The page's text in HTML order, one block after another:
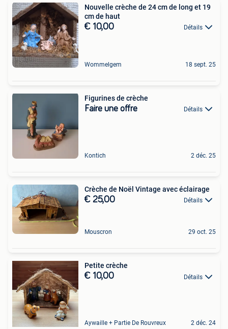
Nouvelle crèche de 24 cm de long et 19
cm de haut
€ 10,00 Détails
Wommelgem 18 sept. 25
Figurines de crèche
Faire une offre Détails
Kontich 2 déc. 25
Crèche de Noël Vintage avec éclairage
€ 25,00 Détails
Mouscron 29 oct. 25
Petite crèche
€ 10,00 Détails
Aywaille + Partie De Rouvreux 2 déc. 24